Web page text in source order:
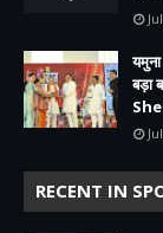
RECENT IN